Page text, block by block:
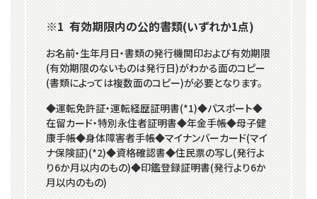
※1 有効期限内の公的書類(いずれか1点)
お名前・生年月日・書類の発行機関印および有効期限
(有効期限のないものは発行日)がわかる面のコピー
(書類によっては複数面のコピー)が必要となります。
◆運転免許証・運転経歴証明書(*1)◆パスポート◆
在留カード・特別永住者証明書◆年金手帳◆母子健
康手帳◆身体障害者手帳◆マイナンバーカード(マイ
ナ保険証)(*2)◆資格確認書◆住民票の写し(発行よ
り6か月以内のもの)◆印鑑登録証明書(発行より6か
月以内のもの)